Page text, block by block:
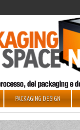
PACKAGING DESIGN